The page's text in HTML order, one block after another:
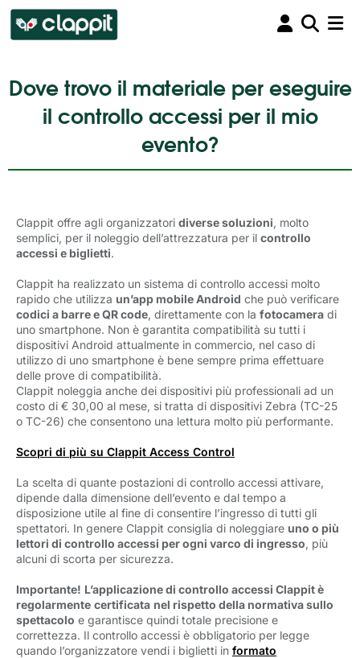
Dove trovo il materiale per eseguire
il controllo accessi per il mio
evento?
Clappit offre agli organizzatori diverse soluzioni, molto
semplici, per il noleggio dell’attrezzatura per il controllo
accessi e biglietti.
Clappit ha realizzato un sistema di controllo accessi molto
rapido che utilizza un’app mobile Android che può verificare
codici a barre e QR code, direttamente con la fotocamera di
uno smartphone. Non è garantita compatibilità su tutti i
dispositivi Android attualmente in commercio, nel caso di
utilizzo di uno smartphone è bene sempre prima effettuare
delle prove di compatibilità.
Clappit noleggia anche dei dispositivi più professionali ad un
costo di € 30,00 al mese, si tratta di dispositivi Zebra (TC-25
o TC-26) che consentono una lettura molto più performante.
Scopri di più su Clappit Access Control
La scelta di quante postazioni di controllo accessi attivare,
dipende dalla dimensione dell’evento e dal tempo a
disposizione utile al fine di consentire l’ingresso di tutti gli
spettatori. In genere Clappit consiglia di noleggiare uno o più
lettori di controllo accessi per ogni varco di ingresso, più
alcuni di scorta per sicurezza.
Importante! L’applicazione di controllo accessi Clappit è
regolarmente certificata nel rispetto della normativa sullo
spettacolo e garantisce quindi totale precisione e
correttezza. Il controllo accessi è obbligatorio per legge
quando l’organizzatore vendi i biglietti in formato